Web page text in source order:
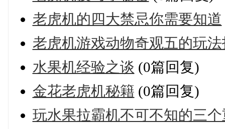
老虎机的四大禁忌你需要知道
老虎机游戏动物奇观五的玩
水果机经验之谈 (0篇回复)
金花老虎机秘籍 (0篇回复)
玩水果拉霸机不可不知的三